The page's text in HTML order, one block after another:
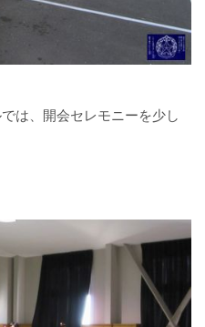
は、開会セレモニーを少し